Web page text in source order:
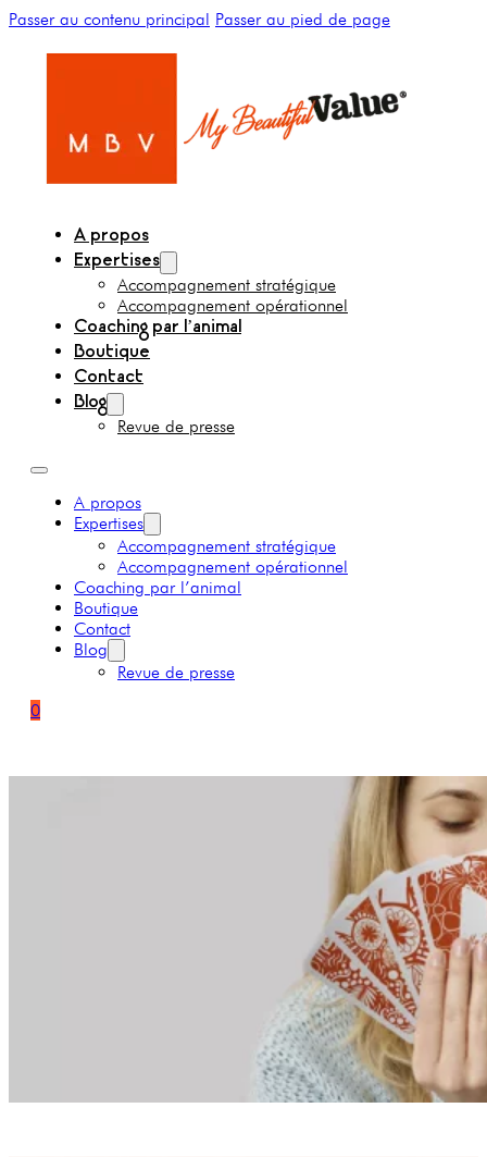
Passer au contenu principal Passer au pied de page
A propos
Expertises
Accompagnement stratégique
Accompagnement opérationnel
Coaching par l’animal
Boutique
Contact
Blog
Revue de presse
A propos
Expertises
Accompagnement stratégique
Accompagnement opérationnel
Coaching par l’animal
Boutique
Contact
Blog
Revue de presse
0